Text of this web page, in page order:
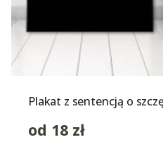
Plakat z sentencją o
od 18 zł